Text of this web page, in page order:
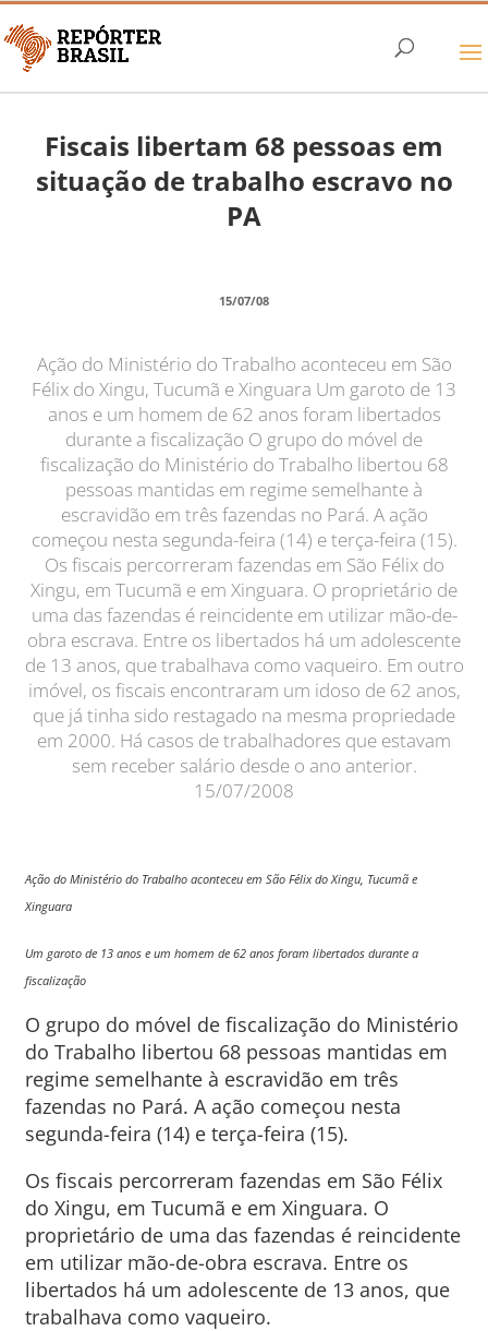
Fiscais libertam 68 pessoas em
situação de trabalho escravo no
PA
15/07/08
Ação do Ministério do Trabalho aconteceu em São
Félix do Xingu, Tucumã e Xinguara Um garoto de 13
anos e um homem de 62 anos foram libertados
durante a fiscalização O grupo do móvel de
fiscalização do Ministério do Trabalho libertou 68
pessoas mantidas em regime semelhante à
escravidão em três fazendas no Pará. A ação
começou nesta segunda-feira (14) e terça-feira (15).
Os fiscais percorreram fazendas em São Félix do
Xingu, em Tucumã e em Xinguara. O proprietário de
uma das fazendas é reincidente em utilizar mão-de-
obra escrava. Entre os libertados há um adolescente
de 13 anos, que trabalhava como vaqueiro. Em outro
imóvel, os fiscais encontraram um idoso de 62 anos,
que já tinha sido restagado na mesma propriedade
em 2000. Há casos de trabalhadores que estavam
sem receber salário desde o ano anterior.
15/07/2008
Ação do Ministério do Trabalho aconteceu em São Félix do Xingu, Tucumã e
Xinguara
Um garoto de 13 anos e um homem de 62 anos foram libertados durante a
fiscalização
O grupo do móvel de fiscalização do Ministério
do Trabalho libertou 68 pessoas mantidas em
regime semelhante à escravidão em três
fazendas no Pará. A ação começou nesta
segunda-feira (14) e terça-feira (15).
Os fiscais percorreram fazendas em São Félix
do Xingu, em Tucumã e em Xinguara. O
proprietário de uma das fazendas é reincidente
em utilizar mão-de-obra escrava. Entre os
libertados há um adolescente de 13 anos, que
trabalhava como vaqueiro.